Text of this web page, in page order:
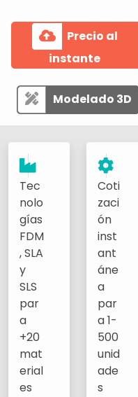
Precio al
instante
Modelado 3D
Tec
nolo
gías
FDM
, SLA
y
SLS
par
a
+20
mat
erial
es
Coti
zaci
ón
inst
ant
áne
a
par
a 1-
500
unid
ade
s